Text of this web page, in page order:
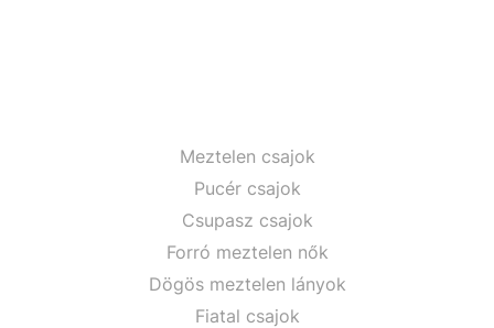
Meztelen csajok
Pucér csajok
Csupasz csajok
Forró meztelen nők
Dögös meztelen lányok
Fiatal csajok